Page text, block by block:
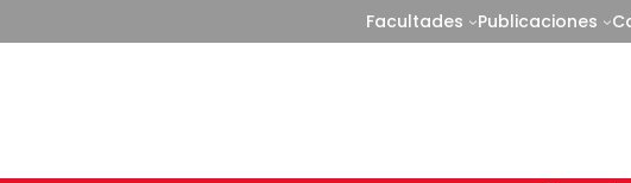
Facultades Publicaciones